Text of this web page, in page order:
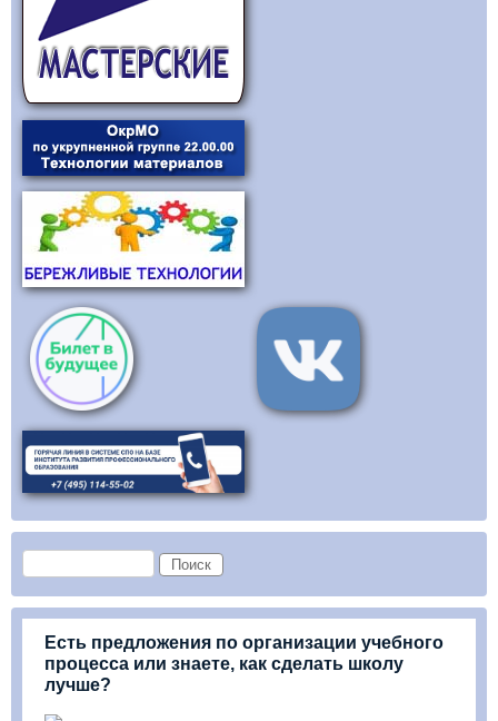
Форма поиска
Поиск
Есть предложения по организации учебного
процесса или знаете, как сделать школу
лучше?